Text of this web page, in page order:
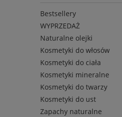
Bestsellery
WYPRZEDAŻ
Naturalne olejki
Kosmetyki do włosów
Kosmetyki do ciała
Kosmetyki mineralne
Kosmetyki do twarzy
Kosmetyki do ust
Zapachy naturalne